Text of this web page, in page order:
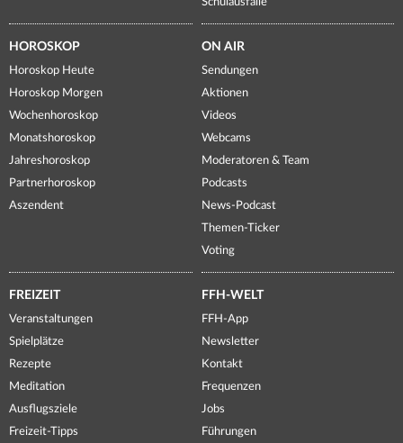
HOROSKOP
Horoskop Heute
Horoskop Morgen
Wochenhoroskop
Monatshoroskop
Jahreshoroskop
Partnerhoroskop
Aszendent
ON AIR
Sendungen
Aktionen
Videos
Webcams
Moderatoren & Team
Podcasts
News-Podcast
Themen-Ticker
Voting
FREIZEIT
Veranstaltungen
Spielplätze
Rezepte
Meditation
Ausflugsziele
Freizeit-Tipps
FFH-WELT
FFH-App
Newsletter
Kontakt
Frequenzen
Jobs
Führungen